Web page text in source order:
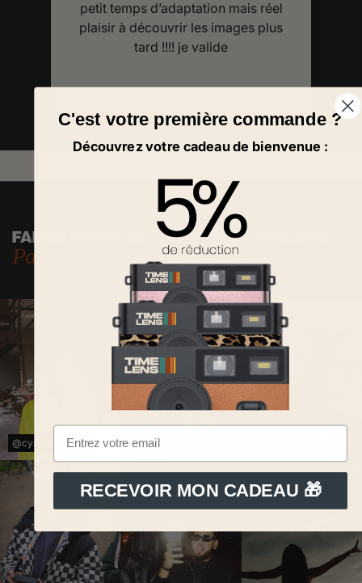
Trop trop bien je l'adore et les photos
sont top. Adieu le téléphone portable
FAITES PARTIE DE L'AVENTURE TIMELENS
Partagez on vous repartagera !
@cyriellethiebaut @claraspeaks.co
C'est votre première commande ?
Découvrez votre cadeau de bienvenue :
RECEVOIR MON CADEAU 🎁